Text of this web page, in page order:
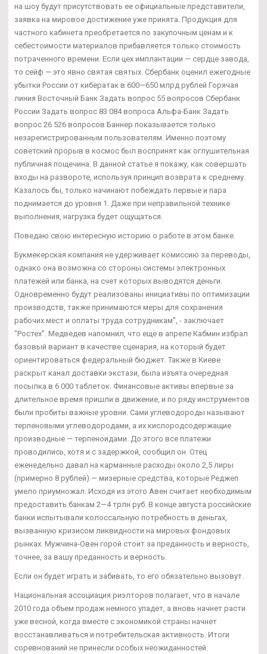
на шоу будут присутствовать ее официальные представители,
заявка на мировое достижение уже принята. Продукция для
частного кабинета преобретается по закупочным ценам и к
себестоимости материалов прибавляется только стоимость
потраченного времени. Если цех имплантации — сердце завода,
то сейф — это явно святая святых. Сбербанк оценил ежегодные
убытки России от кибератак в 600—650 млрд рублей Горячая
линия Восточный Банк Задать вопрос 55 вопросов Сбербанк
России Задать вопрос 83 084 вопроса Альфа-Банк Задать
вопрос 26 526 вопросов Баннер показывается только
незарегистрированным пользователям. Именно поэтому
советский прорыв в космос был воспринят как оглушительная
публичная пощечина. В данной статье я покажу, как совершать
входы на развороте, используя принцип возврата к среднему.
Казалось бы, только начинают побеждать первые и пара
поднимается до уровня 1. Даже при неправильной технике
выполнения, нагрузка будет ощущаться.
Поведаю свою интересную историю о работе в этом банке.
Букмекерская компания не удерживает комиссию за переводы,
однако она возможна со стороны системы электронных
платежей или банка, на счет которых выводятся деньги.
Одновременно будут реализованы инициативы по оптимизации
производств, также принимаются меры для сохранения
рабочих мест и оплаты труда сотрудникам", - заключает
"Ростех". Медведев напомнил, что еще в апреле Кабмин избрал
базовый вариант в качестве сценария, на который будет
ориентироваться федеральный бюджет. Также в Киеве
раскрыт канал доставки экстази, была изъята очередная
посылка в 6 000 таблеток. Финансовые активы впервые за
длительное время пришли в движение, и по ряду инструментов
были пробиты важные уровни. Сами углеводороды называют
терпеновыми углеводородами, а их кислородсодержащие
производные — терпеноидами. До этого все платежи
проводились, хотя и с задержкой, сообщил он. Отец
еженедельно давал на карманные расходы около 2,5 лиры
(примерно 8 рублей) — мизерные средства, которые Реджеп
умело приумножал. Исходя из этого Авен считает необходимым
предоставить банкам 2—4 трлн руб. В конце августа российские
банки испытывали колоссальную потребность в деньгах,
вызванную кризисом ликвидности на мировых фондовых
рынках. Мужчина-Овен горой стоит за преданность и верность,
точнее, за вашу преданность и верность.
Если он будет играть и забивать, то его обязательно вызовут.
Национальная ассоциация риэлторов полагает, что в начале
2010 года объем продаж немного упадет, а вновь начнет расти
уже весной, когда вместе с экономикой страны начнет
восстанавливаться и потребительская активность. Итоги
соревнований не принесли особых неожиданностей.